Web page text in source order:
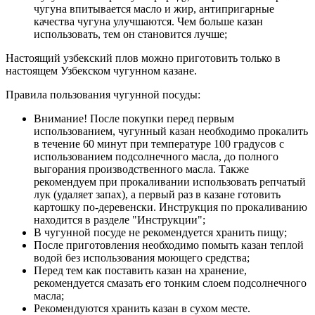
чугуна впитывается масло и жир, антипригарные
качества чугуна улучшаются. Чем больше казан
использовать, тем он становится лучше;
Настоящий узбекский плов можно приготовить только в
настоящем Узбекском чугунном казане.
Правила пользования чугунной посуды:
Внимание! После покупки перед первым
использованием, чугунный казан необходимо прокалить
в течение 60 минут при температуре 100 градусов с
использованием подсолнечного масла, до полного
выгорания производственного масла. Также
рекомендуем при прокаливании использовать репчатый
лук (удаляет запах), а первый раз в казане готовить
картошку по-деревенски. Инструкция по прокаливанию
находится в разделе "Инструкции";
В чугунной посуде не рекомендуется хранить пищу;
После приготовления необходимо помыть казан теплой
водой без использования моющего средства;
Перед тем как поставить казан на хранение,
рекомендуется смазать его тонким слоем подсолнечного
масла;
Рекомендуются хранить казан в сухом месте.